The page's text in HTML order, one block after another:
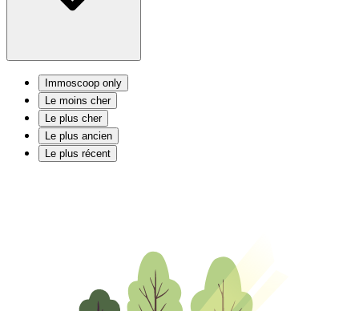
Immoscoop only
Le moins cher
Le plus cher
Le plus ancien
Le plus récent